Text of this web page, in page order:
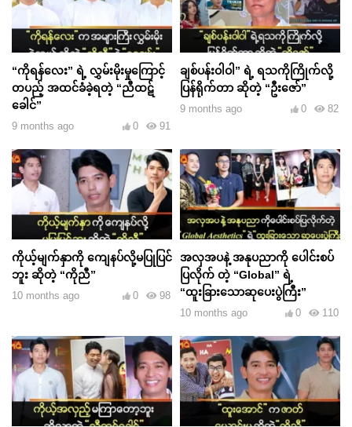
“ကိုရန်လေး” ရဲ့ လွှမ်းမိုးမှုကြောင့်
တပည့် အထင်ခံခဲ့ရတဲ့ “ညီထဋ်
ခေါင်”
9 months ago 91
0
ချစ်ပန်းဝါဝါ” ရဲ့ ရသကိုကြိုက်လို့
ပြန်ရိုက်တာ ဆိုတဲ့ “ဦးဇော်”
9 months ago 82
0
ကိုယ့်မျက်နှာကို ကျေနပ်လို့မပြုပြင်
ဘူး ဆိုတဲ့ “ကိုညီ”
10 months ago 98
0
အလှအပနဲ့ အနုပညာကို ပေါင်းစပ်
ပြလိုက် တဲ့ “Global” ရဲ့
“ထူးခြားသော‌ဆုပေးပွဲကြီး”
10 months ago 110
0